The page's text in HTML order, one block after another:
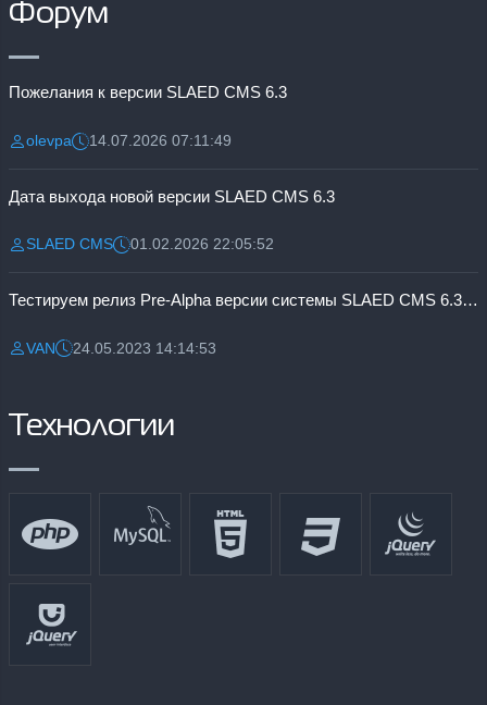
Форум
Пожелания к версии SLAED CMS 6.3
Разместил:
olevpaДата:14.07.2026 07:11:49
Дата выхода новой версии SLAED CMS 6.3
Разместил:
SLAED CMSДата:01.02.2026 22:05:52
Тестируем релиз Pre-Alpha версии системы SLAED CMS 6.3 Pro
Разместил:
VANДата:24.05.2023 14:14:53
Технологии